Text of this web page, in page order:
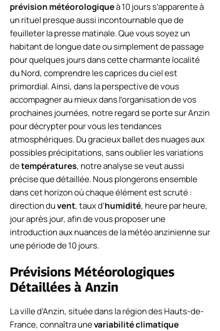
prévision météorologiqueà 10 jours s’apparente à
un rituel presque aussi incontournable que de
feuilleter la presse matinale. Que vous soyez un
habitant de longue date ou simplement de passage
pour quelques jours dans cette charmante localité
du Nord, comprendre les caprices du ciel est
primordial. Ainsi, dans la perspective de vous
accompagner au mieux dans l’organisation de vos
prochaines journées, notre regard se porte sur Anzin
pour décrypter pour vous les tendances
atmosphériques. Du gracieux ballet des nuages aux
possibles précipitations, sans oublier les variations
detempératures, notre analyse se veut aussi
précise que détaillée. Nous plongerons ensemble
dans cet horizon où chaque élément est scruté :
direction duvent, taux d’humidité, heure par heure,
jour après jour, afin de vous proposer une
introduction aux nuances de la météo anzinienne sur
une période de 10 jours.
Prévisions Météorologiques
Détaillées à Anzin
La ville d’Anzin, située dans la région des Hauts-de-
France, connaîtra unevariabilité climatique